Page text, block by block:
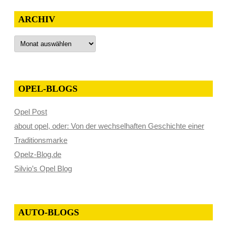
ARCHIV
Archiv
OPEL-BLOGS
Opel Post
about opel, oder: Von der wechselhaften Geschichte einer
Traditionsmarke
Opelz-Blog.de
Silvio’s Opel Blog
AUTO-BLOGS